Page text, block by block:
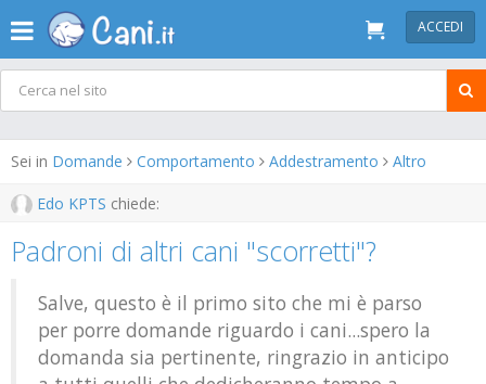
ACCEDI
Sei in Domande Comportamento Addestramento Altro
Edo KPTS chiede:
Padroni di altri cani "scorretti"?
Salve, questo è il primo sito che mi è parso
per porre domande riguardo i cani...spero la
domanda sia pertinente, ringrazio in anticipo